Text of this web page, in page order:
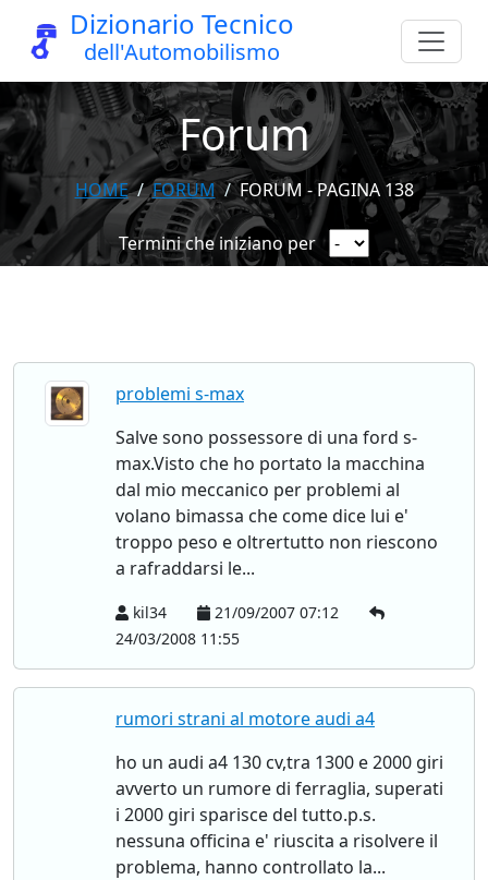
Dizionario Tecnico
dell'Automobilismo
Forum
HOME FORUM FORUM - PAGINA 138
Termini che iniziano per
problemi s-max
Salve sono possessore di una ford s-
max.Visto che ho portato la macchina
dal mio meccanico per problemi al
volano bimassa che come dice lui e'
troppo peso e oltrertutto non riescono
a rafraddarsi le...
kil34
21/09/2007 07:12
24/03/2008 11:55
rumori strani al motore audi a4
ho un audi a4 130 cv,tra 1300 e 2000 giri
avverto un rumore di ferraglia, superati
i 2000 giri sparisce del tutto.p.s.
nessuna officina e' riuscita a risolvere il
problema, hanno controllato la...